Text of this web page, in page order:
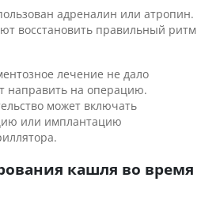
адреналин или атропин.
восстановить правильный ритм
лечение не дало
направить на операцию.
может включать
или имплантацию
кашля во время